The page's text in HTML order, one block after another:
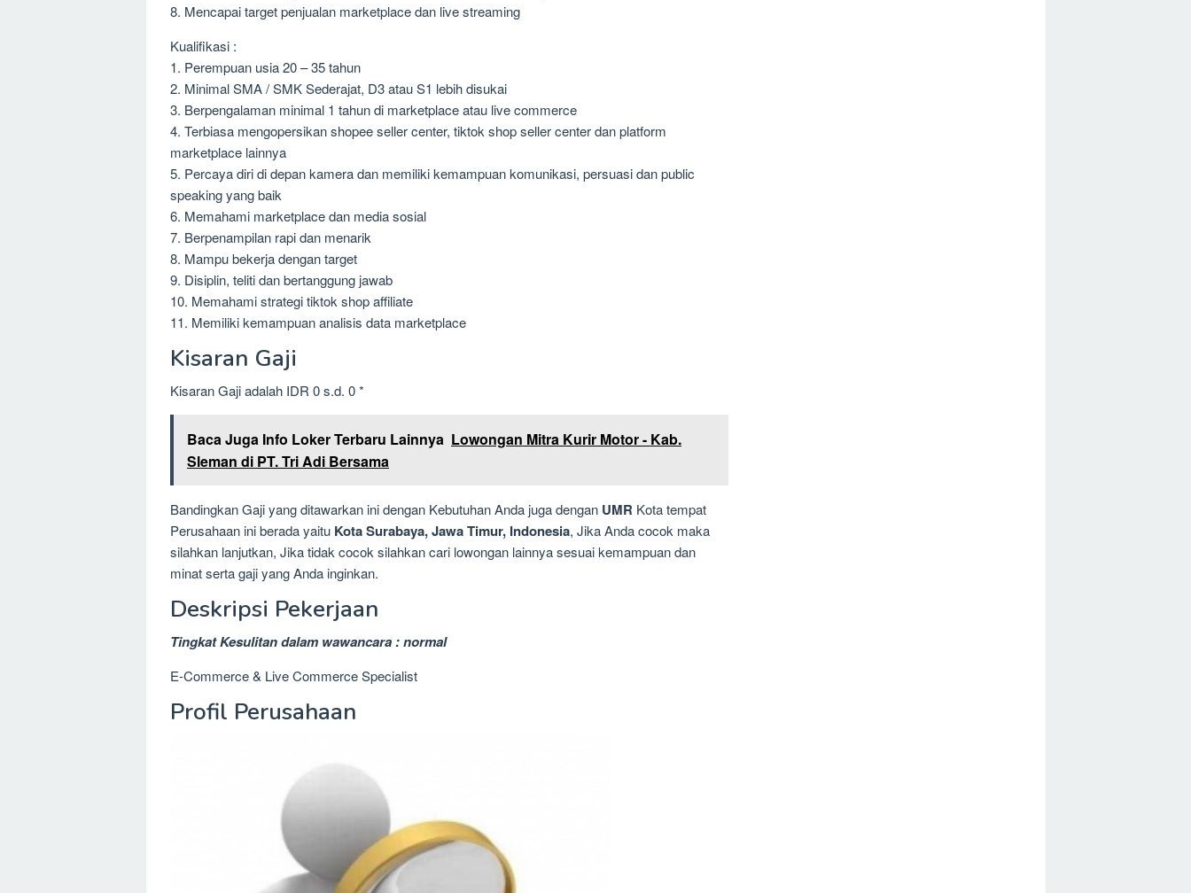
8. Mencapai target penjualan marketplace dan live streaming
Kualifikasi :
1. Perempuan usia 20 – 35 tahun
2. Minimal SMA / SMK Sederajat, D3 atau S1 lebih disukai
3. Berpengalaman minimal 1 tahun di marketplace atau live commerce
4. Terbiasa mengopersikan shopee seller center, tiktok shop seller center dan platform
marketplace lainnya
5. Percaya diri di depan kamera dan memiliki kemampuan komunikasi, persuasi dan public
speaking yang baik
6. Memahami marketplace dan media sosial
7. Berpenampilan rapi dan menarik
8. Mampu bekerja dengan target
9. Disiplin, teliti dan bertanggung jawab
10. Memahami strategi tiktok shop affiliate
11. Memiliki kemampuan analisis data marketplace
Kisaran Gaji
Kisaran Gaji adalah IDR 0 s.d. 0 *
Baca Juga Info Loker Terbaru Lainnya Lowongan Mitra Kurir Motor - Kab.
Sleman di PT. Tri Adi Bersama
Bandingkan Gaji yang ditawarkan ini dengan Kebutuhan Anda juga dengan UMR Kota tempat
Perusahaan ini berada yaitu Kota Surabaya, Jawa Timur, Indonesia, Jika Anda cocok maka
silahkan lanjutkan, Jika tidak cocok silahkan cari lowongan lainnya sesuai kemampuan dan
minat serta gaji yang Anda inginkan.
Deskripsi Pekerjaan
Tingkat Kesulitan dalam wawancara : normal
E-Commerce & Live Commerce Specialist
Profil Perusahaan